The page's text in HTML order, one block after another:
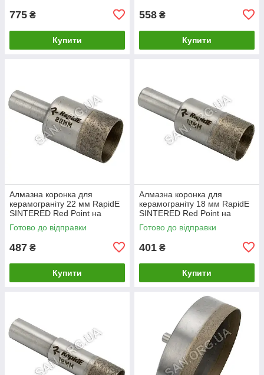
775 ₴
Купити
558 ₴
Купити
Алмазна коронка для
керамограніту 22 мм RapidE
SINTERED Red Point на
Дриль
Готово до відправки
487 ₴
Купити
Алмазна коронка для
керамограніту 18 мм RapidE
SINTERED Red Point на
Дриль
Готово до відправки
401 ₴
Купити